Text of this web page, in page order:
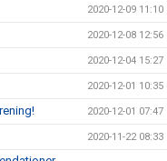
2020-12-09 11:10
2020-12-08 12:56
2020-12-04 15:27
2020-12-01 10:35
2020-12-01 07:47
2020-11-22 08:33